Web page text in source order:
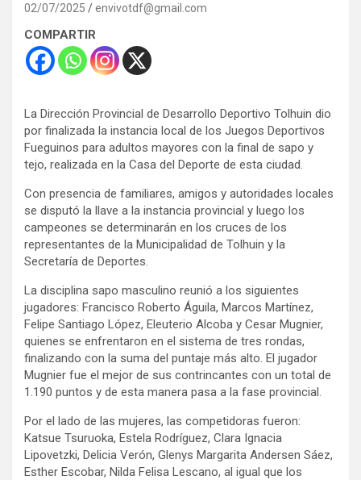
02/07/2025 envivotdf@gmail.com
COMPARTIR
La Dirección Provincial de Desarrollo Deportivo Tolhuin dio
por finalizada la instancia local de los Juegos Deportivos
Fueguinos para adultos mayores con la final de sapo y
tejo, realizada en la Casa del Deporte de esta ciudad.
Con presencia de familiares, amigos y autoridades locales
se disputó la llave a la instancia provincial y luego los
campeones se determinarán en los cruces de los
representantes de la Municipalidad de Tolhuin y la
Secretaría de Deportes.
La disciplina sapo masculino reunió a los siguientes
jugadores: Francisco Roberto Águila, Marcos Martínez,
Felipe Santiago López, Eleuterio Alcoba y Cesar Mugnier,
quienes se enfrentaron en el sistema de tres rondas,
finalizando con la suma del puntaje más alto. El jugador
Mugnier fue el mejor de sus contrincantes con un total de
1.190 puntos y de esta manera pasa a la fase provincial.
Por el lado de las mujeres, las competidoras fueron:
Katsue Tsuruoka, Estela Rodríguez, Clara Ignacia
Lipovetzki, Delicia Verón, Glenys Margarita Andersen Sáez,
Esther Escobar, Nilda Felisa Lescano, al igual que los